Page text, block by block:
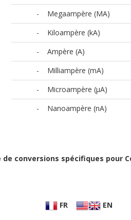
-
Megaampère (MA)
-
Kiloampère (kA)
-
Ampère (A)
-
Milliampère (mA)
-
Microampère (µA)
-
Nanoampère (nA)
conversions spécifiques pour
FR EN